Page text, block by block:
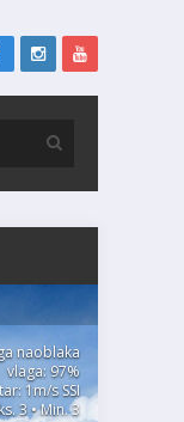
naoblaka
vlaga: 97%
1m/s SSI
3 • Min. 3